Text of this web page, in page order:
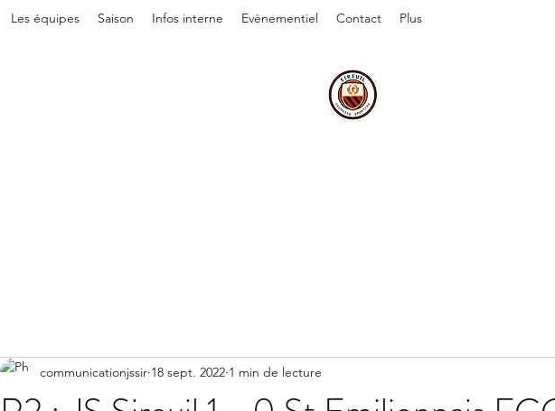
Les équipes Saison Infos interne Evènementiel Contact Plus
communicationjssir 18 sept. 2022 1 min de lecture